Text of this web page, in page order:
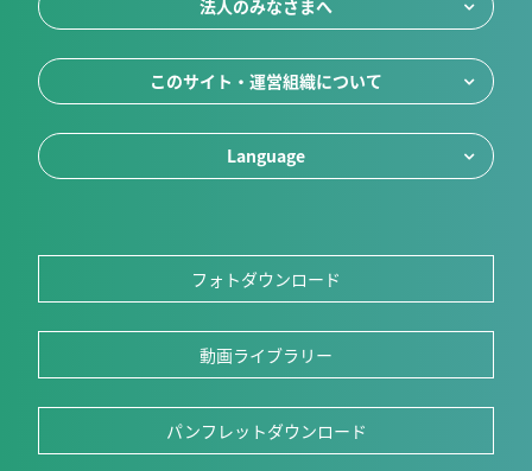
法人のみなさまへ
このサイト・運営組織について
Language
フォトダウンロード
動画ライブラリー
パンフレットダウンロード